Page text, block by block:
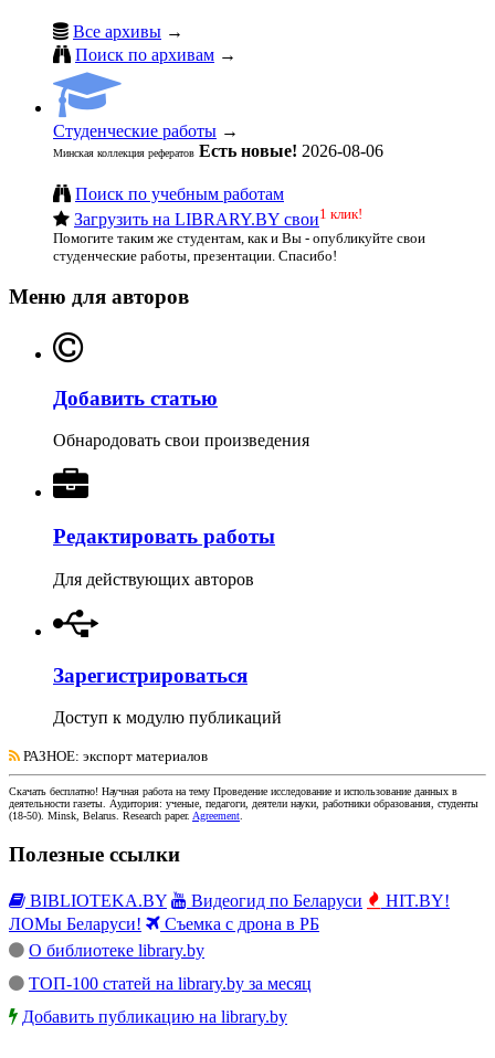
Все архивы →
Поиск по архивам →
Студенческие работы →
Минская коллекция рефератов Есть новые! 2026-08-06
Поиск по учебным работам
Загрузить на LIBRARY.BY свои1 клик!
Помогите таким же студентам, как и Вы - опубликуйте свои
студенческие работы, презентации. Спасибо!
Меню для авторов
Добавить статью
Обнародовать свои произведения
Редактировать работы
Для действующих авторов
Зарегистрироваться
Доступ к модулю публикаций
РАЗНОЕ: экспорт материалов
Скачать бесплатно! Научная работана тему Проведение исследование и использование данных в
деятельности газеты. Аудитория: ученые, педагоги, деятели науки, работники образования, студенты
(18-50). Minsk, Belarus. Research paper. Agreement.
Полезные ссылки
BIBLIOTEKA.BY Видеогид по Беларуси
HIT.BY!
ЛОМы Беларуси!
Съемка с дрона в РБ
О библиотеке library.by
ТОП-100 статей на library.by за месяц
Добавить публикацию на library.by